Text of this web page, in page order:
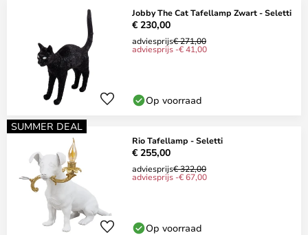
Jobby The Cat Tafellamp Zwart - Seletti
€ 230,00
adviesprijs€ 271,00
adviesprijs -€ 41,00
Op voorraad
SUMMER DEAL
Rio Tafellamp - Seletti
€ 255,00
adviesprijs€ 322,00
adviesprijs -€ 67,00
Op voorraad